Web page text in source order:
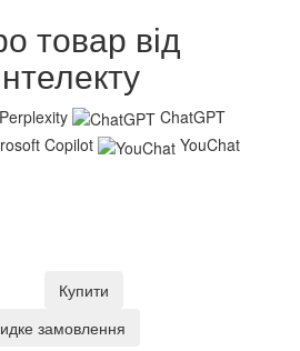
товар від
Perplexity
ChatGPT
Copilot
YouChat
Купити
замовлення